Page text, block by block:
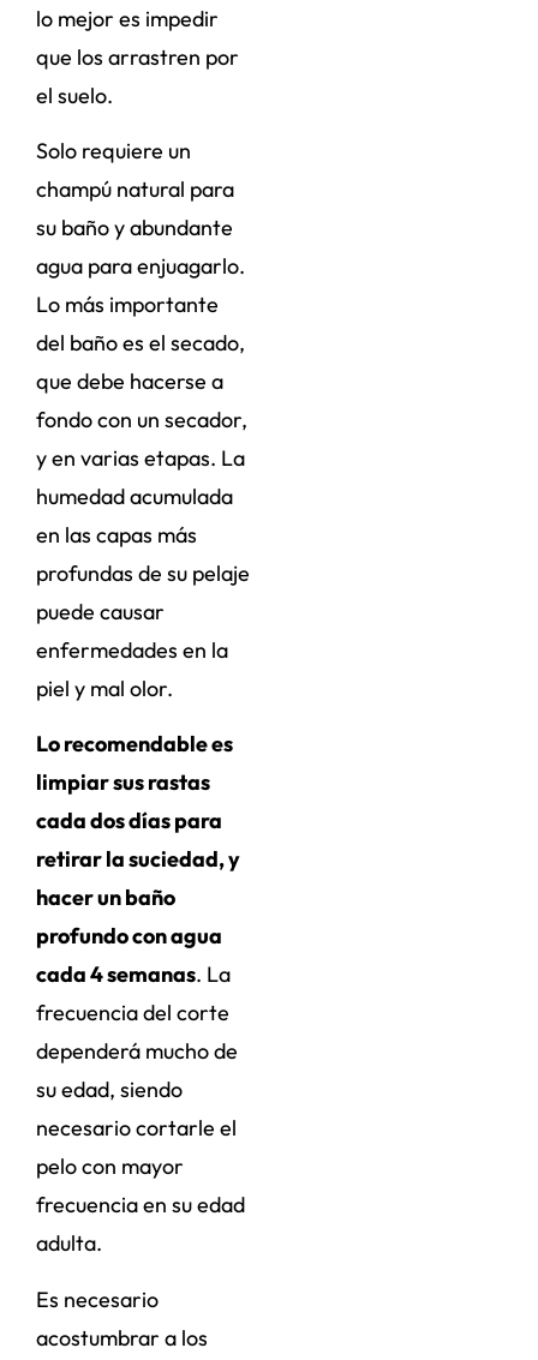
lo mejor es impedir
que los arrastren por
el suelo.
Solo requiere un
champú natural para
su baño y abundante
agua para enjuagarlo.
Lo más importante
del baño es el secado,
que debe hacerse a
fondo con un secador,
y en varias etapas. La
humedad acumulada
en las capas más
profundas de su pelaje
puede causar
enfermedades en la
piel y mal olor.
Lo recomendable es
limpiar sus rastas
cada dos días para
retirar la suciedad, y
hacer un baño
profundo con agua
cada 4 semanas. La
frecuencia del corte
dependerá mucho de
su edad, siendo
necesario cortarle el
pelo con mayor
frecuencia en su edad
adulta.
Es necesario
acostumbrar a los